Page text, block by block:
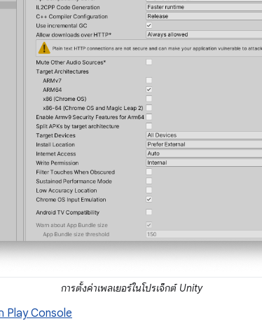
การตั้งค่าเพลเยอร์ในโปรเจ็กต์ Unity
Play Console